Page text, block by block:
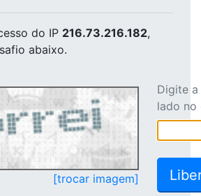
do IP 216.73.216.182,
abaixo.
[trocar imagem]
Digite
lado no